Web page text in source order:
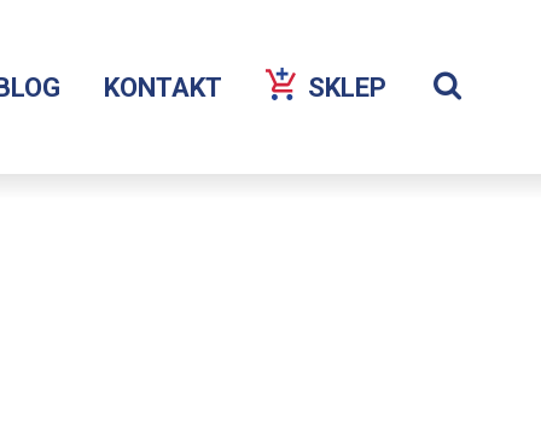
KONTAKT SKLEP
OTWORZY
NOWEJ
Wyświetl